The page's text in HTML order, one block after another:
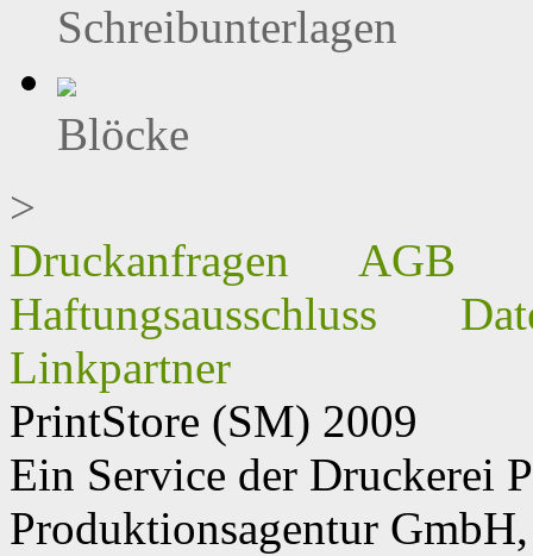
Schreibunterlagen
Blöcke
>
Druckanfragen
AGB
Haftungsausschluss
Linkpartner
PrintStore (SM) 2009
Ein Service der Druckerei
Produktionsagentur